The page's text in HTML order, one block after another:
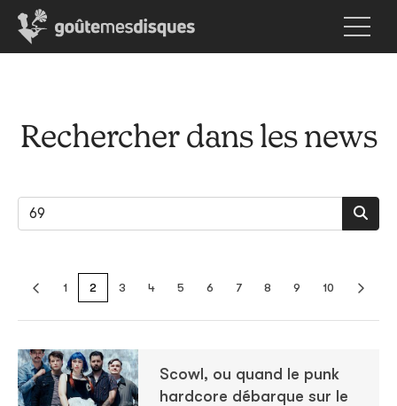
Rechercher dans les news
1 2 3 4 5 6 7 8 9 10
Scowl, ou quand le punk
hardcore débarque sur le